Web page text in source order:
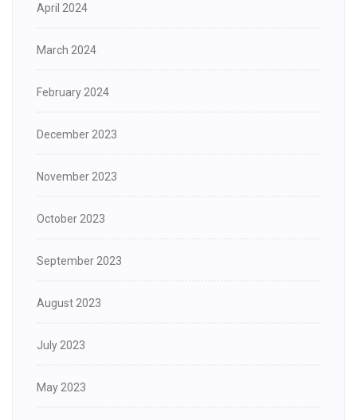
April 2024
March 2024
February 2024
December 2023
November 2023
October 2023
September 2023
August 2023
July 2023
May 2023